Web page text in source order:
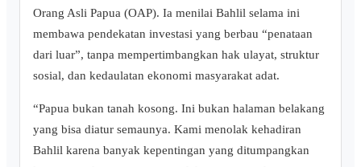
Orang Asli Papua (OAP). Ia menilai Bahlil selama ini
membawa pendekatan investasi yang berbau “penataan
dari luar”, tanpa mempertimbangkan hak ulayat, struktur
sosial, dan kedaulatan ekonomi masyarakat adat.
“Papua bukan tanah kosong. Ini bukan halaman belakang
yang bisa diatur semaunya. Kami menolak kehadiran
Bahlil karena banyak kepentingan yang ditumpangkan